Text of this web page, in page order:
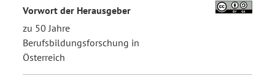
Vorwort der Herausgeber
zu 50 Jahre
Berufsbildungsforschung in
Österreich